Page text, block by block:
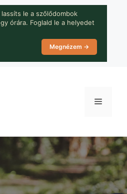
le a szőlődombok
órára. Foglald le a helyedet
Megnézem →
Menü